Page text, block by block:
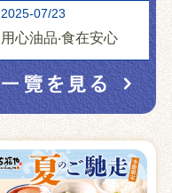
2025-07/23
用心油品‧食在安心